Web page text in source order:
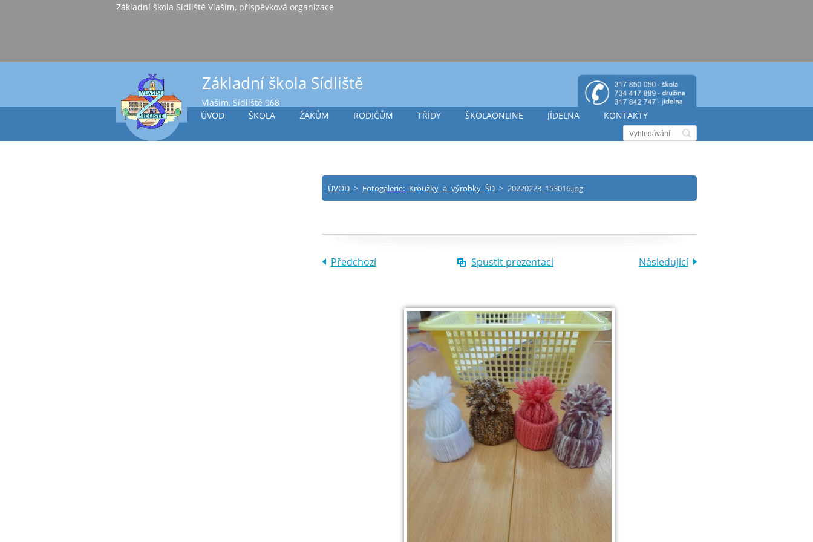
Základní škola Sídliště Vlašim, příspěvková organizace
Základní škola Sídliště
Vlašim, Sídliště 968
ÚVOD
ŠKOLA ŽÁKŮM RODIČŮM TŘÍDY ŠKOLAONLINE JÍDELNA KONTAKTY
ÚVOD > Fotogalerie: Kroužky a výrobky ŠD >20220223_153016.jpg
Předchozí Spustit prezentaci Následující